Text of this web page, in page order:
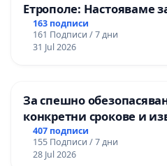
Етрополе: Настояваме
“Елаците-МЕД” АД и от
изпълнят всички
163 подписи
161 Подписи / 7 дни
31 Jul 2026
За спешно
конкретни срокове и
цялостна
републиканския път
407 подписи
155 Подписи / 7 дни
28 Jul 2026